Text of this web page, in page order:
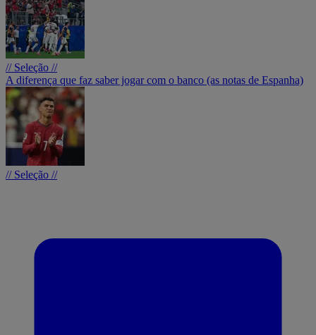
// Seleção //
A diferença que faz saber jogar com o banco (as notas de Espanha)
// Seleção //